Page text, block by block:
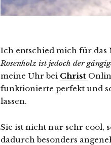
Ich entschied mich für das
Rosenholz ist jedoch der
meine Uhr bei Christ
funktionierte perfekt und
lassen.
Sie ist nicht nur sehr cool,
dadurch besonders